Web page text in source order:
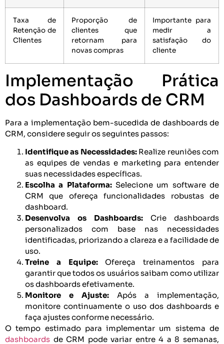
Taxa de
Retenção de
Clientes
Proporção de
clientes que
retornam para
novas compras
Importante para
medir a
satisfação do
cliente
Implementação Prática
dos Dashboards de CRM
Para a implementação bem-sucedida de dashboards de
CRM, considere seguir os seguintes passos:
Identifique as Necessidades:Realize reuniões com
as equipes de vendas e marketing para entender
suas necessidades específicas.
Escolha a Plataforma:Selecione um software de
CRM que ofereça funcionalidades robustas de
dashboard.
Desenvolva os Dashboards: Crie dashboards
personalizados com base nas necessidades
identificadas, priorizando a clareza e a facilidade de
uso.
Treine a Equipe:Ofereça treinamentos para
garantir que todos os usuários saibam como utilizar
os dashboards efetivamente.
Monitore e Ajuste: Após a implementação,
monitore continuamente o uso dos dashboards e
faça ajustes conforme necessário.
O tempo estimado para implementar um sistema de
dashboards de CRM pode variar entre 4 a 8 semanas,